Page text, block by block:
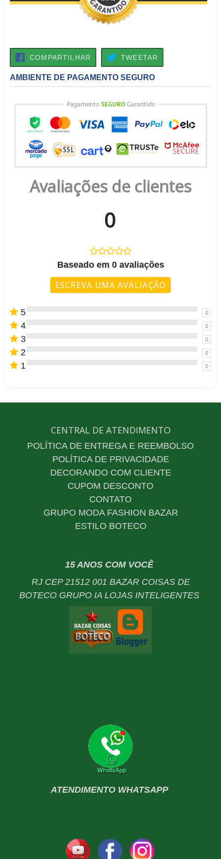
COMPARTILHAR COMPARTILHAR
NO
FACEBOOK
TWEETAR
AMBIENTE DE PAGAMENTO SEGURO
Avaliações de clientes
0
Baseado em 0 avaliações
ESCREVA UMA AVALIAÇÃO
5 0
4 0
3 0
2 0
1 0
CENTRAL DE ATENDIMENTO
POLÍTICA DE ENTREGA E REEMBOLSO
POLÍTICA DE PRIVACIDADE
DECORANDO COM CLIENTE
CUPOM DESCONTO
CONTATO
GRUPO MODA FASHION BAZAR
ESTILO BOTECO
15 ANOS COM VOCÊ
RJ CEP 21512 001 BAZAR COISAS DE
BOTECO GRUPO IA LOJAS INTELIGENTES
ATENDIMENTO WHATSAPP